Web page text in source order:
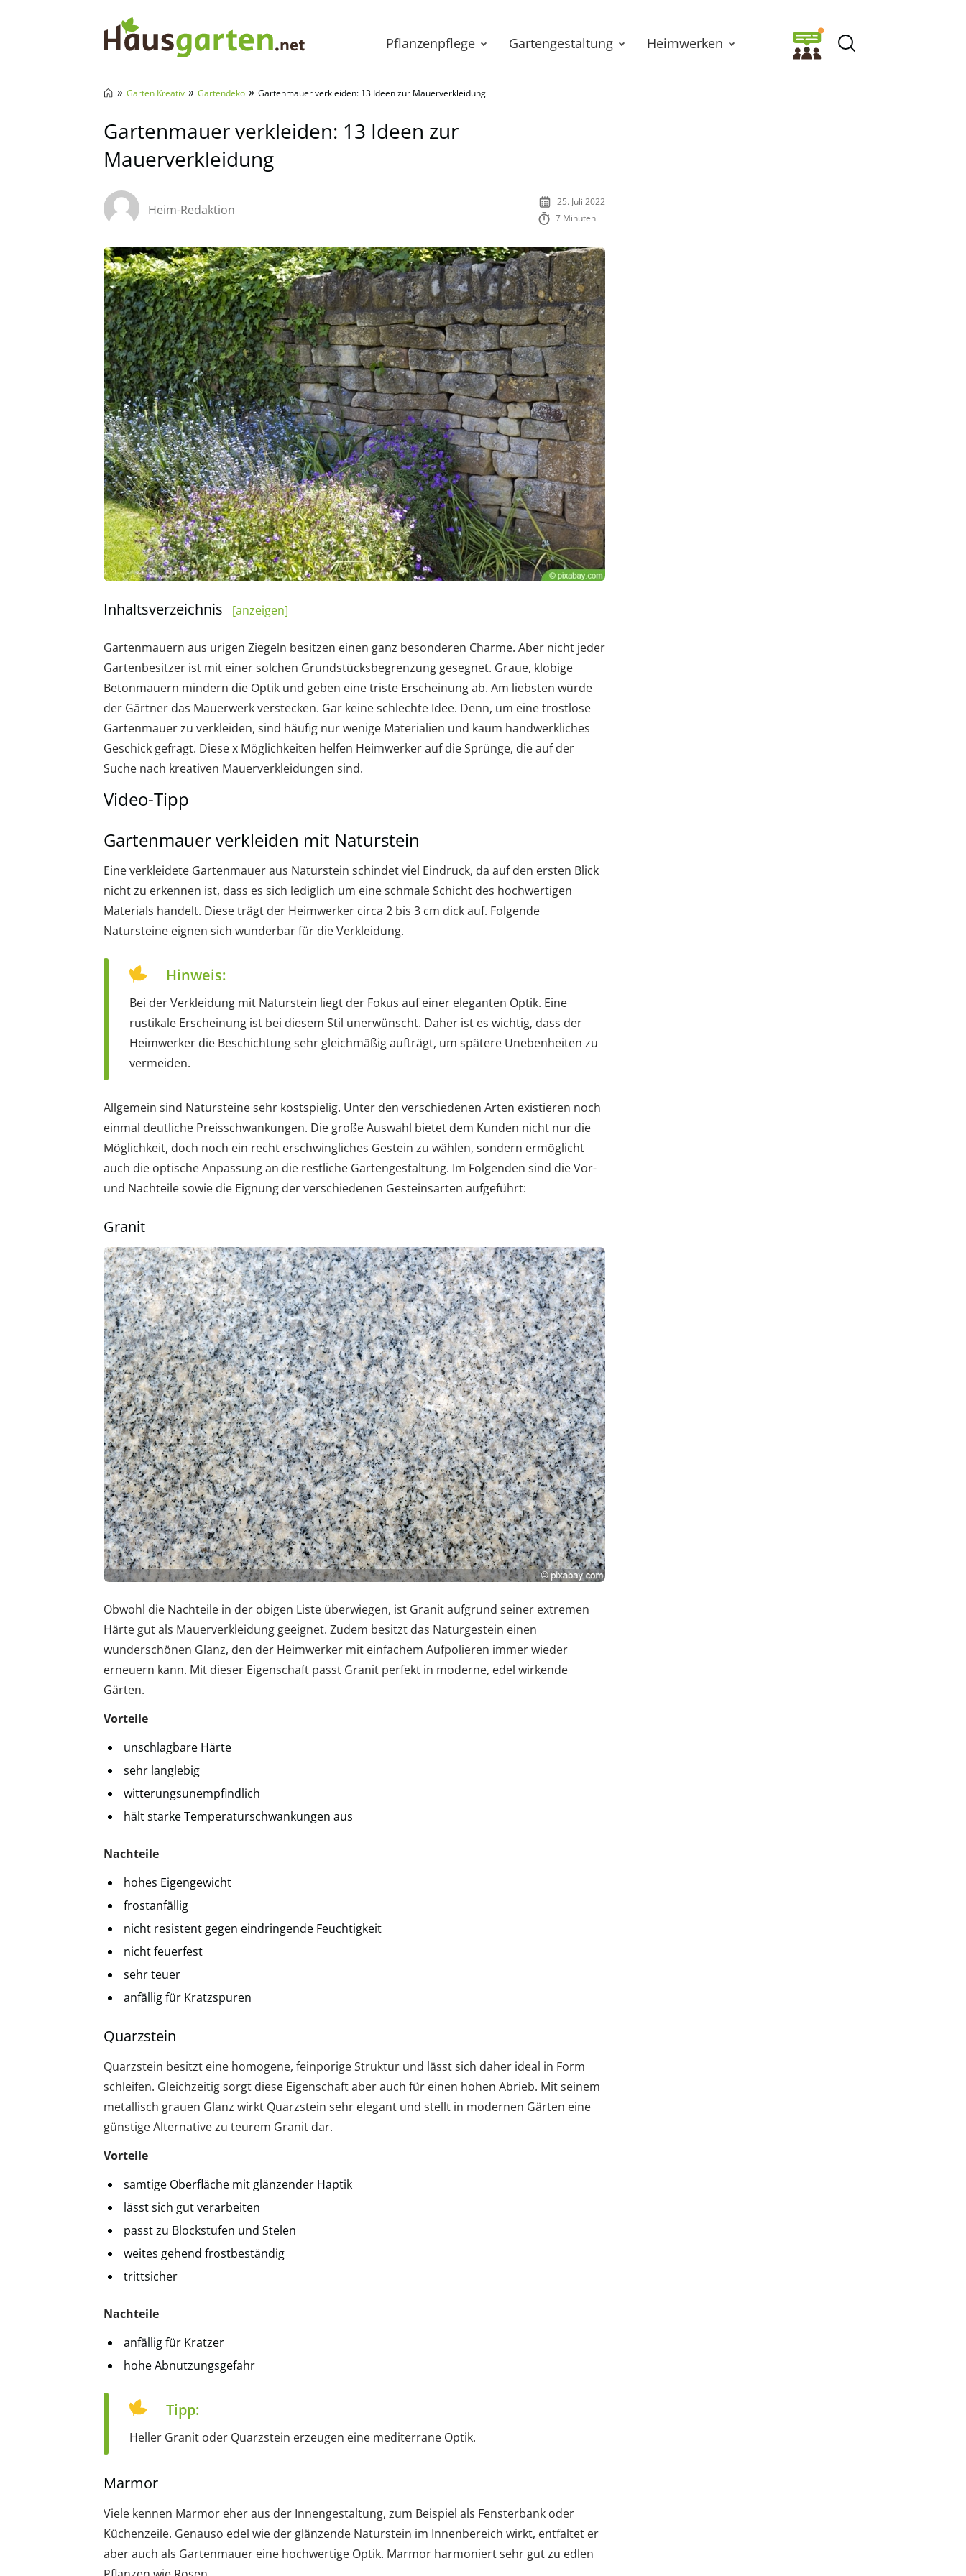
Pflanzenpflege Gartengestaltung Heimwerken
» Garten Kreativ » Gartendeko » Gartenmauer verkleiden: 13 Ideen zur Mauerverkleidung
Gartenmauer verkleiden: 13 Ideen zur
Mauerverkleidung
Heim-Redaktion
25. Juli 2022
7 Minuten
Inhaltsverzeichnis [anzeigen]
Gartenmauern aus urigen Ziegeln besitzen einen ganz besonderen Charme. Aber nicht jeder
Gartenbesitzer ist mit einer solchen Grundstücksbegrenzung gesegnet. Graue, klobige
Betonmauern mindern die Optik und geben eine triste Erscheinung ab. Am liebsten würde
der Gärtner das Mauerwerk verstecken. Gar keine schlechte Idee. Denn, um eine trostlose
Gartenmauer zu verkleiden, sind häufig nur wenige Materialien und kaum handwerkliches
Geschick gefragt. Diese x Möglichkeiten helfen Heimwerker auf die Sprünge, die auf der
Suche nach kreativen Mauerverkleidungen sind.
Video-Tipp
Gartenmauer verkleiden mit Naturstein
Eine verkleidete Gartenmauer aus Naturstein schindet viel Eindruck, da auf den ersten Blick
nicht zu erkennen ist, dass es sich lediglich um eine schmale Schicht des hochwertigen
Materials handelt. Diese trägt der Heimwerker circa 2 bis 3 cm dick auf. Folgende
Natursteine eignen sich wunderbar für die Verkleidung.
Hinweis:
Bei der Verkleidung mit Naturstein liegt der Fokus auf einer eleganten Optik. Eine
rustikale Erscheinung ist bei diesem Stil unerwünscht. Daher ist es wichtig, dass der
Heimwerker die Beschichtung sehr gleichmäßig aufträgt, um spätere Unebenheiten zu
vermeiden.
Allgemein sind Natursteine sehr kostspielig. Unter den verschiedenen Arten existieren noch
einmal deutliche Preisschwankungen. Die große Auswahl bietet dem Kunden nicht nur die
Möglichkeit, doch noch ein recht erschwingliches Gestein zu wählen, sondern ermöglicht
auch die optische Anpassung an die restliche Gartengestaltung. Im Folgenden sind die Vor-
und Nachteile sowie die Eignung der verschiedenen Gesteinsarten aufgeführt:
Granit
Obwohl die Nachteile in der obigen Liste überwiegen, ist Granit aufgrund seiner extremen
Härte gut als Mauerverkleidung geeignet. Zudem besitzt das Naturgestein einen
wunderschönen Glanz, den der Heimwerker mit einfachem Aufpolieren immer wieder
erneuern kann. Mit dieser Eigenschaft passt Granit perfekt in moderne, edel wirkende
Gärten.
Vorteile
unschlagbare Härte
sehr langlebig
witterungsunempfindlich
hält starke Temperaturschwankungen aus
Nachteile
hohes Eigengewicht
frostanfällig
nicht resistent gegen eindringende Feuchtigkeit
nicht feuerfest
sehr teuer
anfällig für Kratzspuren
Quarzstein
Quarzstein besitzt eine homogene, feinporige Struktur und lässt sich daher ideal in Form
schleifen. Gleichzeitig sorgt diese Eigenschaft aber auch für einen hohen Abrieb. Mit seinem
metallisch grauen Glanz wirkt Quarzstein sehr elegant und stellt in modernen Gärten eine
günstige Alternative zu teurem Granit dar.
Vorteile
samtige Oberfläche mit glänzender Haptik
lässt sich gut verarbeiten
passt zu Blockstufen und Stelen
weites gehend frostbeständig
trittsicher
Nachteile
anfällig für Kratzer
hohe Abnutzungsgefahr
Tipp:
Heller Granit oder Quarzstein erzeugen eine mediterrane Optik.
Marmor
Viele kennen Marmor eher aus der Innengestaltung, zum Beispiel als Fensterbank oder
Küchenzeile. Genauso edel wie der glänzende Naturstein im Innenbereich wirkt, entfaltet er
aber auch als Gartenmauer eine hochwertige Optik. Marmor harmoniert sehr gut zu edlen